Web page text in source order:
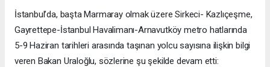
İstanbul’da, başta Marmaray olmak üzere Sirkeci- Kazlıçeşme,
Gayrettepe-İstanbul Havalimanı-Arnavutköy metro hatlarında
5-9 Haziran tarihleri arasında taşınan yolcu sayısına ilişkin bilgi
veren Bakan Uraloğlu, sözlerine şu şekilde devam etti: